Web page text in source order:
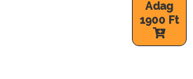
Adag
1900 Ft